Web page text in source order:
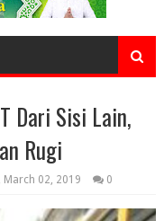
Dari Sisi Lain,
Rugi
March 02, 2019 0